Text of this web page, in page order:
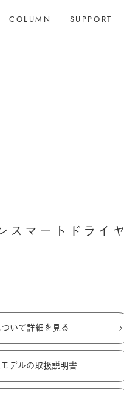
COLUMN SUPPORT
スマートドライヤ
いて詳細を見る
デルの取扱説明書